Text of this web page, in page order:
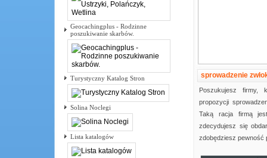
Geocachingplus - Rodzinne
poszukiwanie skarbów.
Turystyczny Katalog Stron
Solina Noclegi
Lista katalogów
sprowadzenie
Poszukujesz firmy,
propozycji
Taką racja firmą
zdecydujesz się
zdobędziesz pewność